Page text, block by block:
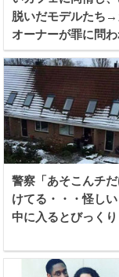
脱いだモデルたち→
オーナーが罪に問
態に！
警察「あそこんチ
けてる・・・怪し
中に入るとびっくり